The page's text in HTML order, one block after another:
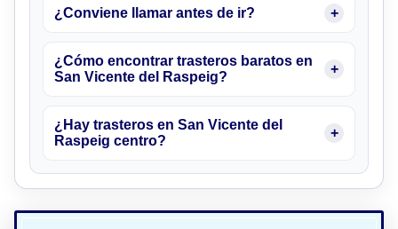
¿Conviene llamar antes de ir?
¿Cómo encontrar trasteros baratos en
San Vicente del Raspeig?
¿Hay trasteros en San Vicente del
Raspeig centro?